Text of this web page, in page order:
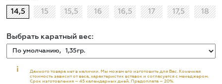
14,5 15 15,5 16 16,5 17 17,5 18
Выбрать каратный вес:
i
Данного товара нет в наличии. Мы можем его изготовить для Вас. Конечная
стоимость зависит от веса, характеристик вставок и согласуется с менеджером.
Срок изготовления – 45 календарных дней. Предоплата – 20%.